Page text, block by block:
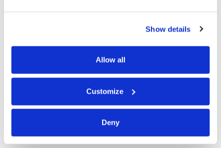
Show details
Allow all
Customize
Deny